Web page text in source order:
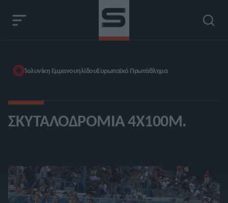
Πολυνίκη ΕμμανουηλίδουΕυρωπαϊκό Πρωτάθλημα
ΣΚΥΤΑΛΟΔΡΟΜΊΑ 4X100Μ.